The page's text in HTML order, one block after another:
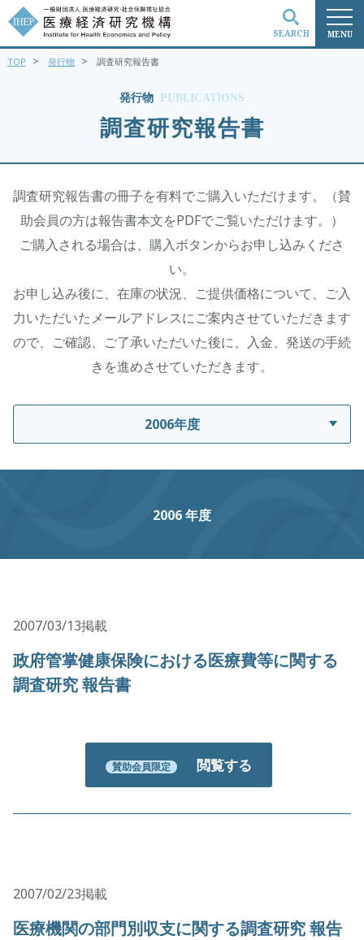
MENU
SEARCH
発行物 PUBLICATIONS
調査研究報告書
TOP > 発行物 > 調査研究報告書
調査研究報告書の冊子を有料でご購入いただけます。（賛
助会員の方は報告書本文をPDFでご覧いただけます。）
ご購入される場合は、購入ボタンからお申し込みくださ
い。
お申し込み後に、在庫の状況、ご提供価格について、ご入
力いただいたメールアドレスにご案内させていただきます
ので、ご確認、ご了承いただいた後に、入金、発送の手続
きを進めさせていただきます。
2006年度
2006 年度
2007/03/13掲載
政府管掌健康保険における医療費等に関する
調査研究 報告書
賛助会員限定 閲覧する
2007/02/23掲載
医療機関の部門別収支に関する調査研究 報告